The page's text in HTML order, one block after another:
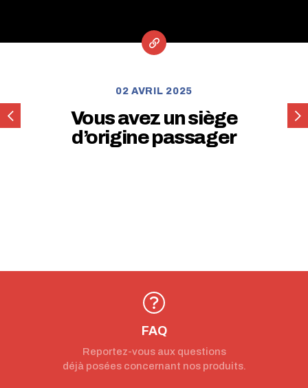
Vous
avez
02 AVRIL 2025
Vous avez un siège
d’origine passager
FAQ
Reportez-vous aux questions
déjà posées concernant nos produits.